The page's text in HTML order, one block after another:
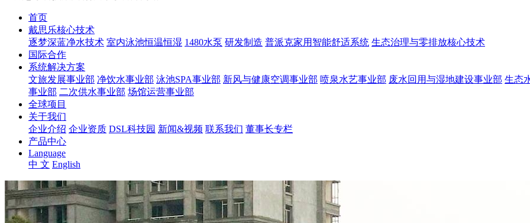
首页
戴思乐核心技术
逐梦深蓝净水技术 室内泳池恒温恒湿 1480水泵 研发制造 普派克家用智能舒适系统 生态治理与零排放核心技术
国际合作
系统解决方案
文旅发展事业部 净饮水事业部 泳池SPA事业部 新风与健康空调事业部 喷泉水艺事业部 废水回用与湿地建设事业部 生态
事业部 二次供水事业部 场馆运营事业部
全球项目
关于我们
企业介绍 企业资质 DSL科技园 新闻&视频 联系我们 董事长专栏
产品中心
Language
中 文 English